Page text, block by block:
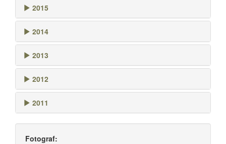
2015
2014
2013
2012
2011
Fotograf: